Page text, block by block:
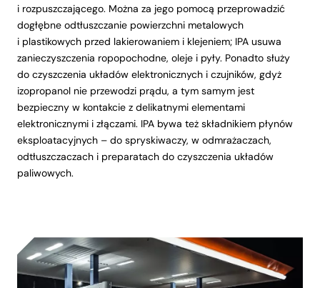
i rozpuszczającego. Można za jego pomocą przeprowadzić
dogłębne odtłuszczanie powierzchni metalowych
i plastikowych przed lakierowaniem i klejeniem; IPA usuwa
zanieczyszczenia ropopochodne, oleje i pyły. Ponadto służy
do czyszczenia układów elektronicznych i czujników, gdyż
izopropanol nie przewodzi prądu, a tym samym jest
bezpieczny w kontakcie z delikatnymi elementami
elektronicznymi i złączami. IPA bywa też składnikiem płynów
eksploatacyjnych – do spryskiwaczy, w odmrażaczach,
odtłuszczaczach i preparatach do czyszczenia układów
paliwowych.